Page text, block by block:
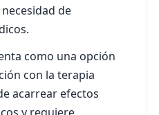
de
como una opción
con la terapia
acarrear efectos